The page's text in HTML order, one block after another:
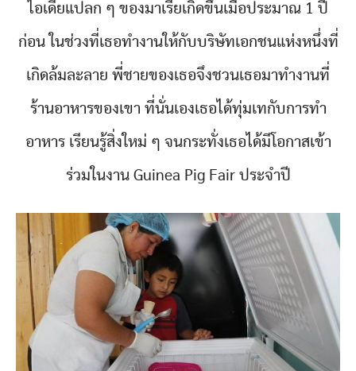
ไอเดียแปลก ๆ ของมาเรียเกิดขึ้นเมื่อประมาณ 1 ปี
ก่อน ในช่วงที่เธอทำงานให้กับบริษัทเอกชนแห่งหนึ่งที่
เกิดล้มละลาย พี่ชายของเธอจึงชวนเธอมาทำงานที่
ร้านอาหารของเขา ที่นั่นเองเธอได้ทุ่มเทกับการทำ
อาหาร เรียนรู้สิ่งใหม่ ๆ จนกระทั่งเธอได้มีโอกาสเข้า
ร่วมในงาน Guinea Pig Fair ประจำปี